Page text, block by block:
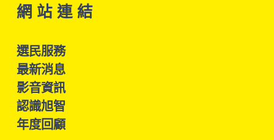
網 站 連 結
選民服務
最新消息
影音資訊
認識旭智
年度回顧